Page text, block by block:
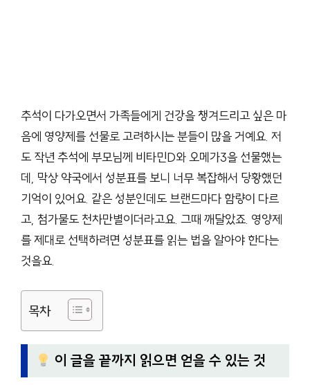
추석이 다가오면서 가족들에게 건강을 챙겨드리고 싶은 마
음에 영양제를 선물로 고려하시는 분들이 많을 거예요. 저
도 작년 추석에 부모님께 비타민D와 오메가3을 선물했는
데, 막상 약국에서 성분표를 보니 너무 복잡해서 당황했던
기억이 있어요. 같은 성분인데도 브랜드마다 함량이 다르
고, 첨가물도 천차만별이더라고요. 그때 깨달았죠. 영양제
를 제대로 선택하려면 성분표를 읽는 법을 알아야 한다는
것을요.
목차
이 글을 끝까지 읽으면 얻을 수 있는 것